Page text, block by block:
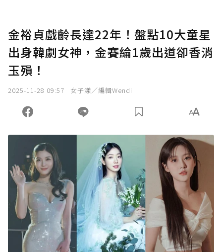
金裕貞戲齡長達22年！盤點10大童星
出身韓劇女神，金賽綸1歲出道卻香消
玉殞！
2025-11-28 09:57 女子漾／編輯Wendi